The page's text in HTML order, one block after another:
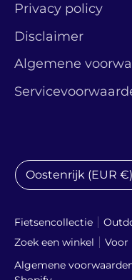
Privacy policy
Disclaimer
Algemene
Fietsencollectie
Zoek een winkel
Voor
Algemene
Valuta
Oostenrijk (EUR €)